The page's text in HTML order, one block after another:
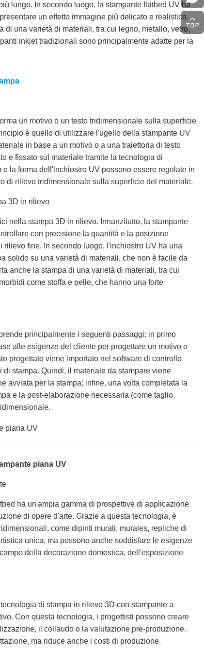
lungo. In secondo luogo, la stampante flatbed UV ha
un effetto immagine più delicato e realistico.
di una varietà di materiali, tra cui legno, metallo, vetro,
inkjet tradizionali sono principalmente adatte per la
un motivo o un testo tridimensionale sulla superficie
è quello di utilizzare l'ugello della stampante UV
in base a un motivo o a una traiettoria di testo
e fissato sul materiale tramite la tecnologia di
la forma dell'inchiostro UV possono essere regolate in
di rilievo tridimensionale sulla superficie del materiale.
3D in rilievo
nella stampa 3D in rilievo. Innanzitutto, la stampante
con precisione la quantità e la posizione
fine. In secondo luogo, l'inchiostro UV ha una
solido su una varietà di materiali, che non è facile da
anche la stampa di una varietà di materiali, tra cui
come stoffa e pelle, che hanno una forte
principalmente i seguenti passaggi: in primo
alle esigenze del cliente per progettare un motivo o
progettato viene importato nel software di controllo
stampa. Quindi, il materiale da stampare viene
avviata per la stampa; infine, una volta completata la
e la post-elaborazione necessaria (come taglio,
piana UV
ha un'ampia gamma di prospettive di applicazione
di opere d'arte. Grazie a questa tecnologia, è
come dipinti murali, murales, repliche di
unica, ma possono anche soddisfare le esigenze
della decorazione domestica, dell'esposizione
di stampa in rilievo 3D con stampante a
Con questa tecnologia, i progettisti possono creare
il collaudo o la valutazione pre-produzione.
ma riduce anche i costi di produzione.